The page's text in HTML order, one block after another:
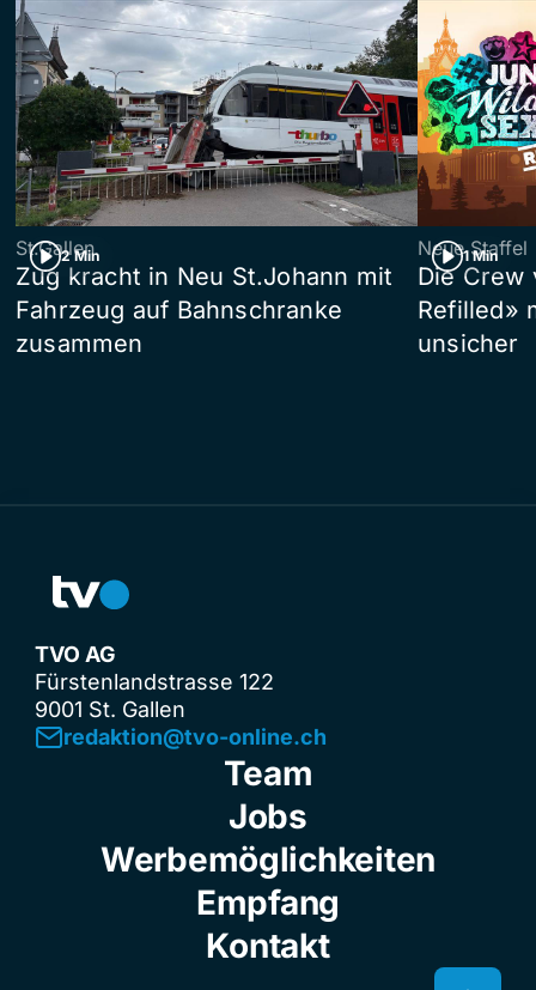
2 Min
St.Gallen
Zug kracht in Neu St.Johann mit
Fahrzeug auf Bahnschranke
zusammen
1 Min
Neue Staffel
Die Crew
Refilled»
unsicher
TVO AG
Fürstenlandstrasse 122
9001 St. Gallen
redaktion@tvo-online.ch
Team
Jobs
Werbemöglichkeiten
Empfang
Kontakt